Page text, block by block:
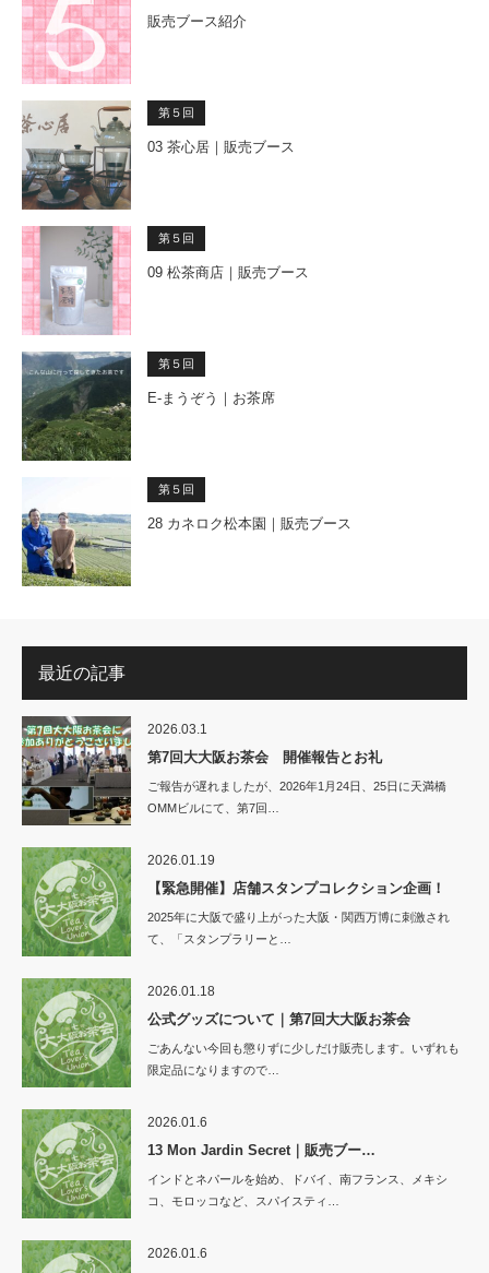
販売ブース紹介
第５回
03 茶心居｜販売ブース
第５回
09 松茶商店｜販売ブース
第５回
E-まうぞう｜お茶席
第５回
28 カネロク松本園｜販売ブース
最近の記事
2026.03.1
第7回大大阪お茶会 開催報告とお礼
ご報告が遅れましたが、2026年1月24日、25日に天満橋
OMMビルにて、第7回…
2026.01.19
【緊急開催】店舗スタンプコレクション企画！
2025年に大阪で盛り上がった大阪・関西万博に刺激され
て、「スタンプラリーと…
2026.01.18
公式グッズについて｜第7回大大阪お茶会
ごあんない今回も懲りずに少しだけ販売します。いずれも
限定品になりますので…
2026.01.6
13 Mon Jardin Secret｜販売ブー…
インドとネパールを始め、ドバイ、南フランス、メキシ
コ、モロッコなど、スパイスティ…
2026.01.6